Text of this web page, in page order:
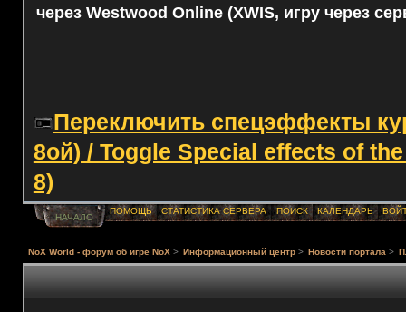
через Westwood Online (XWIS, игру через
Переключить спецэффекты
8ой) / Toggle Special effects of
8)
НАЧАЛО
ПОМОЩЬ СТАТИСТИКА СЕРВЕРА ПОИСК КАЛЕНДАРЬ
NoX World - форум об игре NoX > Информационный центр > Новости портала >